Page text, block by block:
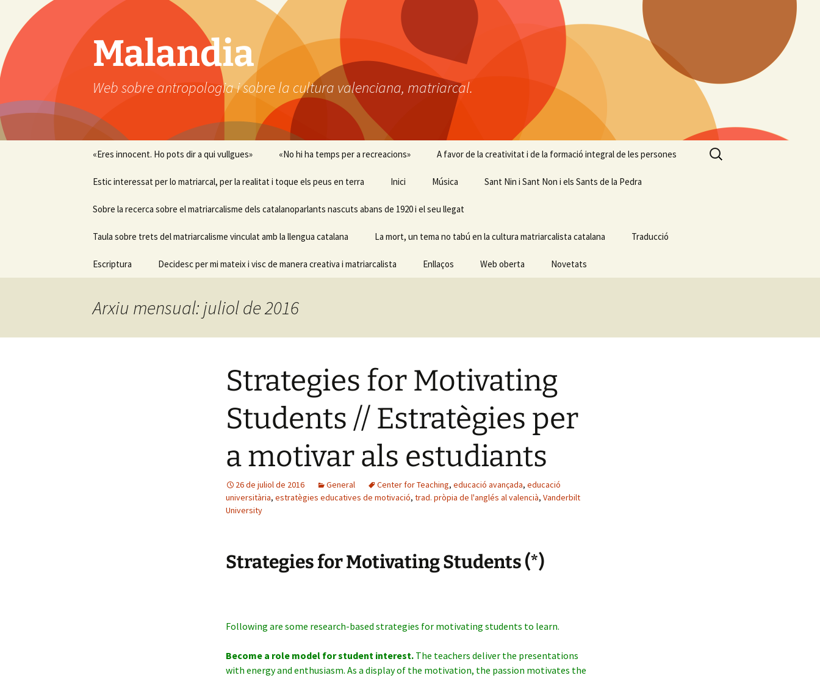
contingut
Malandia
Web sobre antropologia i sobre la cultura valenciana, matriarcal.
«Eres innocent. Ho pots dir a qui vullgues» «No hi ha temps per a recreacions» A favor de la creativitat i de la formació integral de les persones
Estic interessat per lo matriarcal, per la realitat i toque els peus en terra Inici Música Sant Nin i Sant Non i els Sants de la Pedra
Sobre la recerca sobre el matriarcalisme dels catalanoparlants nascuts abans de 1920 i el seu llegat
Taula sobre trets del matriarcalisme vinculat amb la llengua catalana La mort, un tema no tabú en la cultura matriarcalista catalana Traducció
Escriptura Decidesc per mi mateix i visc de manera creativa i matriarcalista Enllaços Web oberta Novetats
Cerca:
Arxiu mensual: juliol de 2016
Strategies for Motivating
Students // Estratègies per
a motivar als estudiants
26 de juliol de 2016 General Center for Teaching, educació avançada, educació
universitària, estratègies educatives de motivació, trad. pròpia de l'anglés al valencià, Vanderbilt
University
Strategies for Motivating Students (*)
Following are some research-based strategies for motivating students to learn.
Become a role model for student interest. The teachers deliver the presentations
with energy and enthusiasm. As a display of the motivation, the passion motivates the